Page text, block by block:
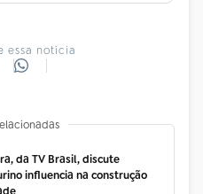
essa notícia
da TV Brasil, discute
influencia na construção